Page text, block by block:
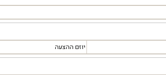
יוזם ההצעה